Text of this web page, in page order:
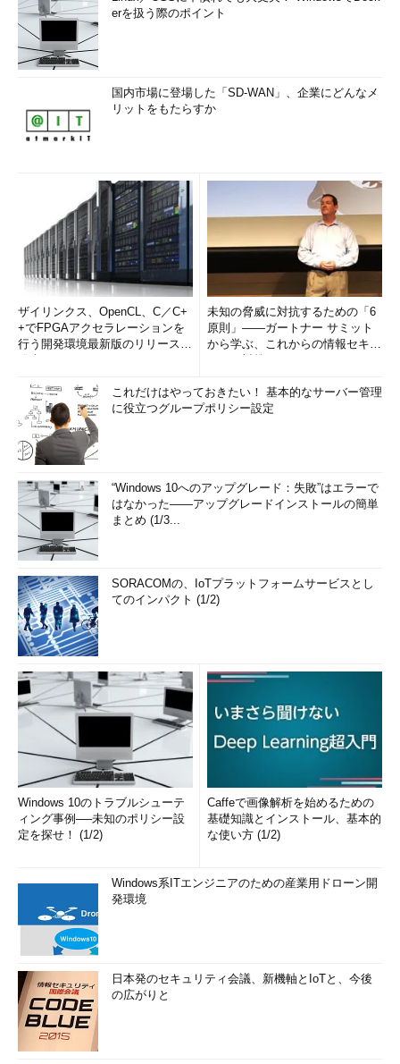
erを扱う際のポイント
国内市場に登場した「SD-WAN」、企業にどんなメ
リットをもたらすか
ザイリンクス、OpenCL、C／C+
+でFPGAアクセラレーションを
行う開発環境最新版のリリースを
未知の脅威に対抗するための「6
原則」――ガートナー サミット
から学ぶ、これからの情報セキュ
これだけはやっておきたい！ 基本的なサーバー管理
に役立つグループポリシー設定
“Windows 10へのアップグレード：失敗”はエラーで
はなかった――アップグレードインストールの簡単
まとめ (1/3...
SORACOMの、IoTプラットフォームサービスとし
てのインパクト (1/2)
Windows 10のトラブルシューテ
ィング事例──未知のポリシー設
定を探せ！ (1/2)
Caffeで画像解析を始めるための
基礎知識とインストール、基本的
な使い方 (1/2)
Windows系ITエンジニアのための産業用ドローン開
発環境
日本発のセキュリティ会議、新機軸とIoTと、今後
の広がりと